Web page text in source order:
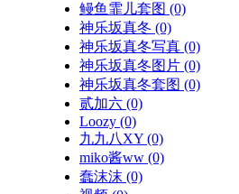
鳗鱼霏儿套图 (0)
神乐坂真冬 (0)
神乐坂真冬写真 (0)
神乐坂真冬图片 (0)
神乐坂真冬套图 (0)
贰加六 (0)
Loozy (0)
九九八XY (0)
miko酱ww (0)
蠢沫沫 (0)